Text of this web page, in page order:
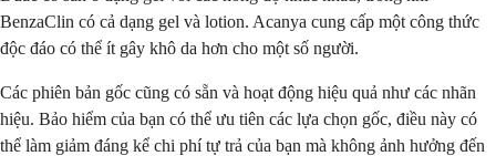
BenzaClin có cả dạng gel và lotion. Acanya cung cấp một công thức
độc đáo có thể ít gây khô da hơn cho một số người.
Các phiên bản gốc cũng có sẵn và hoạt động hiệu quả như các nhãn
hiệu. Bảo hiểm của bạn có thể ưu tiên các lựa chọn gốc, điều này có
thể làm giảm đáng kể chi phí tự trả của bạn mà không ảnh hưởng đến